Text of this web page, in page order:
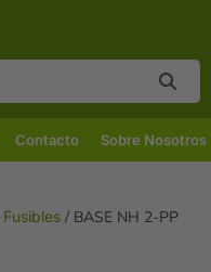
Contacto Sobre Nosotros
Fusibles / BASE NH 2-PP